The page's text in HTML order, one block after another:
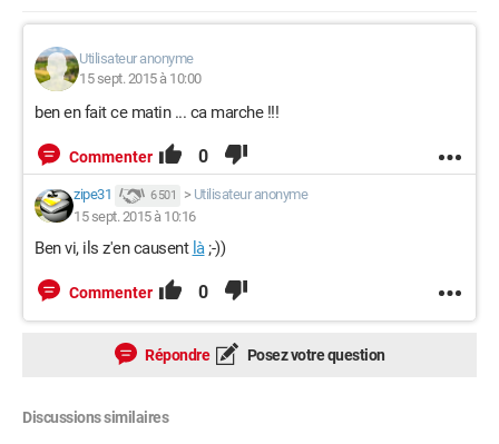
Utilisateur anonyme
15 sept. 2015 à 10:00
ben en fait ce matin ... ca marche !!!
Commenter 0
zipe31 6 501 > Utilisateur anonyme
15 sept. 2015 à 10:16
Ben vi, ils z'en causent là;-))
Commenter 0
Répondre Posez votre question
Discussions similaires